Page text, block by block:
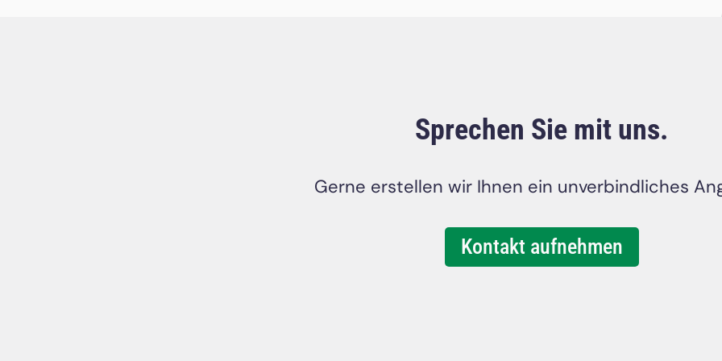
Sprechen Sie mit uns.
Gerne erstellen wir Ihnen ein unverbindliches
Kontakt aufnehmen